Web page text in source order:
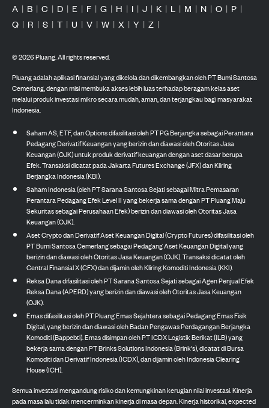
A | B | C | D | E | F | G | H | I | J | K | L | M | N | O | P |
Q | R | S | T | U | V | W | X | Y | Z |
©2026Pluang. All rights reserved.
Pluang adalah aplikasi finansial yang dikelola dan dikembangkan oleh PT Bumi Santosa
Cemerlang, dengan misi membuka akses lebih luas terhadap beragam kelas aset
melalui produk investasi mikro secara mudah, aman, dan terjangkau bagi masyarakat
Indonesia.
Saham AS, ETF, dan Options difasilitasi oleh PT PG Berjangka sebagai Perantara
Pedagang Derivatif Keuangan yang berizin dan diawasi oleh Otoritas Jasa
Keuangan (OJK) untuk produk derivatif keuangan dengan aset dasar berupa
Efek. Transaksi dicatat pada Jakarta Futures Exchange (JFX) dan Kliring
Berjangka Indonesia (KBI).
Saham Indonesia (oleh PT Sarana Santosa Sejati sebagai Mitra Pemasaran
Perantara Pedagang Efek Level II yang bekerja sama dengan PT Pluang Maju
Sekuritas sebagai Perusahaan Efek) berizin dan diawasi oleh Otoritas Jasa
Keuangan (OJK).
Aset Crypto dan Derivatif Aset Keuangan Digital (Crypto Futures) difasilitasi oleh
PT Bumi Santosa Cemerlang sebagai Pedagang Aset Keuangan Digital yang
berizin dan diawasi oleh Otoritas Jasa Keuangan (OJK). Transaksi dicatat oleh
Central Finansial X (CFX) dan dijamin oleh Kliring Komoditi Indonesia (KKI).
Reksa Dana difasilitasi oleh PT Sarana Santosa Sejati sebagai Agen Penjual Efek
Reksa Dana (APERD) yang berizin dan diawasi oleh Otoritas Jasa Keuangan
(OJK).
Emas difasilitasi oleh PT Pluang Emas Sejahtera sebagai Pedagang Emas Fisik
Digital, yang berizin dan diawasi oleh Badan Pengawas Perdagangan Berjangka
Komoditi (Bappebti). Emas disimpan oleh PT ICDX Logistik Berikat (ILB) yang
bekerja sama dengan PT Brinks Solutions Indonesia (Brink's), dicatat di Bursa
Komoditi dan Derivatif Indonesia (ICDX), dan dijamin oleh Indonesia Clearing
House (ICH).
Semua investasi mengandung risiko dan kemungkinan kerugian nilai investasi. Kinerja
pada masa lalu tidak mencerminkan kinerja di masa depan. Kinerja historikal, expected